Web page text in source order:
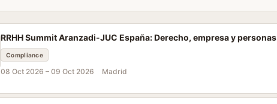
RRHH Summit Aranzadi-JUC España: Derecho, empresa y personas
Compliance
08 Oct 2026 – 09 Oct 2026 Madrid